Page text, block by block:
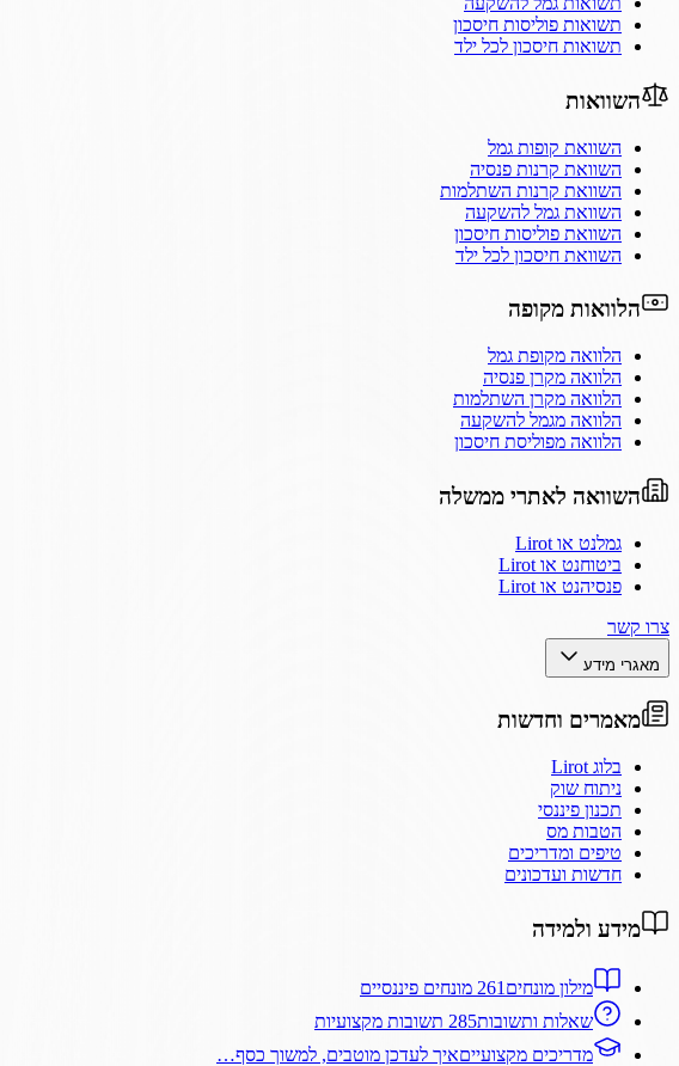
תשואות פוליסות חיסכון
תשואות חיסכון לכל ילד
השוואות
השוואת קופות גמל
השוואת קרנות פנסיה
השוואת קרנות השתלמות
השוואת גמל להשקעה
השוואת פוליסות חיסכון
השוואת חיסכון לכל ילד
הלוואות מקופה
הלוואה מקופת גמל
הלוואה מקרן פנסיה
הלוואה מקרן השתלמות
הלוואה מגמל להשקעה
הלוואה מפוליסת חיסכון
השוואה לאתרי ממשלה
גמלנט או Lirot
ביטוחנט או Lirot
פנסיהנט או Lirot
צרו קשר
מאגרי מידע
מאמרים וחדשות
בלוג Lirot
ניתוח שוק
תכנון פיננסי
הטבות מס
טיפים ומדריכים
חדשות ועדכונים
מידע ולמידה
מילון מונחים 261 מונחים פיננסיים
שאלות ותשובות285 תשובות מקצועיות
מדריכים מקצועייםאיך לעדכן מוטבים, למשוך כסף…